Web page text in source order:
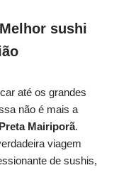
sushi
até os grandes
não é mais a
Mairiporã.
viagem
de sushis,